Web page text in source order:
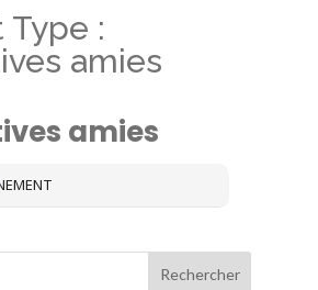
Type :
amies
amies
Rechercher